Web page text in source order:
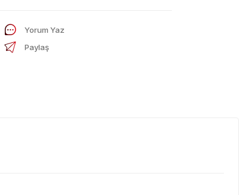
Yorum Yaz
Paylaş